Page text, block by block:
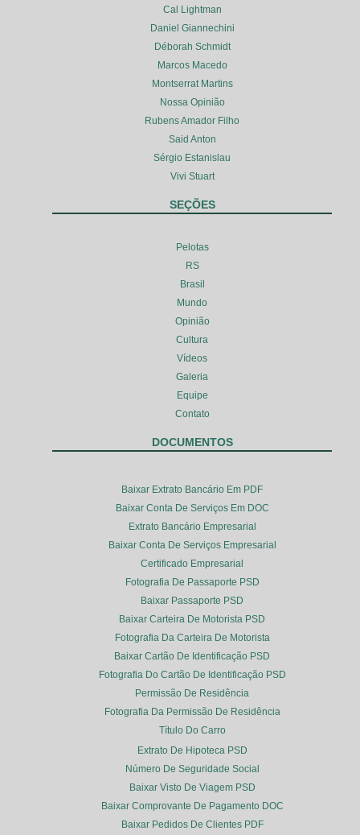
Cal Lightman
Daniel Giannechini
Déborah Schmidt
Marcos Macedo
Montserrat Martins
Nossa Opinião
Rubens Amador Filho
Said Anton
Sérgio Estanislau
Vivi Stuart
SEÇÕES
Pelotas
RS
Brasil
Mundo
Opinião
Cultura
Vídeos
Galeria
Equipe
Contato
DOCUMENTOS
Baixar Extrato Bancário Em PDF
Baixar Conta De Serviços Em DOC
Extrato Bancário Empresarial
Baixar Conta De Serviços Empresarial
Certificado Empresarial
Fotografia De Passaporte PSD
Baixar Passaporte PSD
Baixar Carteira De Motorista PSD
Fotografia Da Carteira De Motorista
Baixar Cartão De Identificação PSD
Fotografia Do Cartão De Identificação PSD
Permissão De Residência
Fotografia Da Permissão De Residência
Título Do Carro
Extrato De Hipoteca PSD
Número De Seguridade Social
Baixar Visto De Viagem PSD
Baixar Comprovante De Pagamento DOC
Baixar Pedidos De Clientes PDF